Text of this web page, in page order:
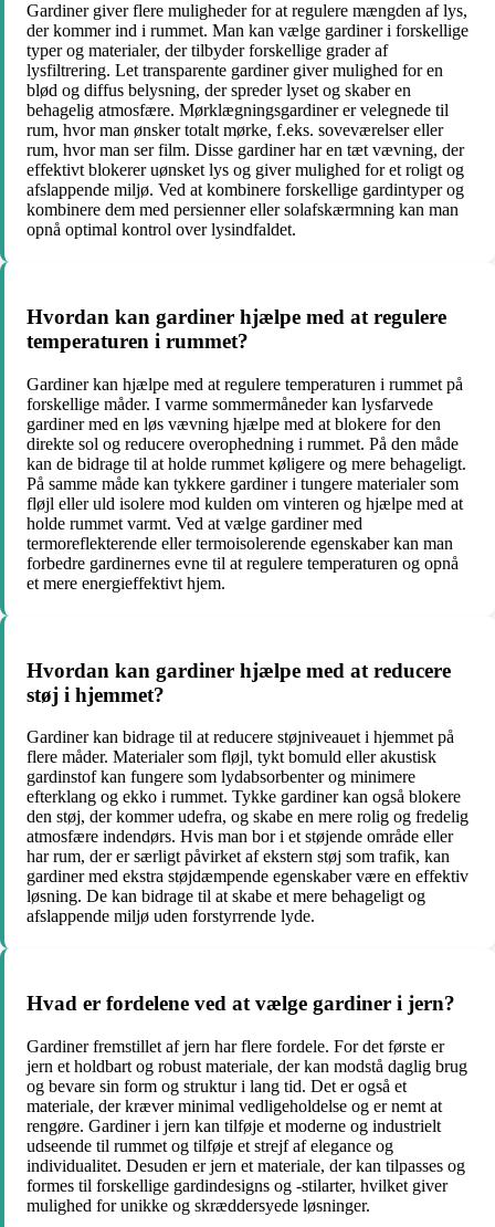
Gardiner giver flere muligheder for at regulere mængden af lys,
der kommer ind i rummet. Man kan vælge gardiner i forskellige
typer og materialer, der tilbyder forskellige grader af
lysfiltrering. Let transparente gardiner giver mulighed for en
blød og diffus belysning, der spreder lyset og skaber en
behagelig atmosfære. Mørklægningsgardiner er velegnede til
rum, hvor man ønsker totalt mørke, f.eks. soveværelser eller
rum, hvor man ser film. Disse gardiner har en tæt vævning, der
effektivt blokerer uønsket lys og giver mulighed for et roligt og
afslappende miljø. Ved at kombinere forskellige gardintyper og
kombinere dem med persienner eller solafskærmning kan man
opnå optimal kontrol over lysindfaldet.
Hvordan kan gardiner hjælpe med at regulere
temperaturen i rummet?
Gardiner kan hjælpe med at regulere temperaturen i rummet på
forskellige måder. I varme sommermåneder kan lysfarvede
gardiner med en løs vævning hjælpe med at blokere for den
direkte sol og reducere overophedning i rummet. På den måde
kan de bidrage til at holde rummet køligere og mere behageligt.
På samme måde kan tykkere gardiner i tungere materialer som
fløjl eller uld isolere mod kulden om vinteren og hjælpe med at
holde rummet varmt. Ved at vælge gardiner med
termoreflekterende eller termoisolerende egenskaber kan man
forbedre gardinernes evne til at regulere temperaturen og opnå
et mere energieffektivt hjem.
Hvordan kan gardiner hjælpe med at reducere
støj i hjemmet?
Gardiner kan bidrage til at reducere støjniveauet i hjemmet på
flere måder. Materialer som fløjl, tykt bomuld eller akustisk
gardinstof kan fungere som lydabsorbenter og minimere
efterklang og ekko i rummet. Tykke gardiner kan også blokere
den støj, der kommer udefra, og skabe en mere rolig og fredelig
atmosfære indendørs. Hvis man bor i et støjende område eller
har rum, der er særligt påvirket af ekstern støj som trafik, kan
gardiner med ekstra støjdæmpende egenskaber være en effektiv
løsning. De kan bidrage til at skabe et mere behageligt og
afslappende miljø uden forstyrrende lyde.
Hvad er fordelene ved at vælge gardiner i jern?
Gardiner fremstillet af jern har flere fordele. For det første er
jern et holdbart og robust materiale, der kan modstå daglig brug
og bevare sin form og struktur i lang tid. Det er også et
materiale, der kræver minimal vedligeholdelse og er nemt at
rengøre. Gardiner i jern kan tilføje et moderne og industrielt
udseende til rummet og tilføje et strejf af elegance og
individualitet. Desuden er jern et materiale, der kan tilpasses og
formes til forskellige gardindesigns og -stilarter, hvilket giver
mulighed for unikke og skræddersyede løsninger.